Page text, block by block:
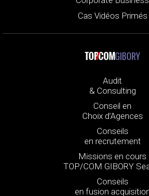
Cas Vidéos Primés
GIBORY
Audit
& Consulting
Conseil en
Choix d’Agences
Conseils
en recrutement
Missions en cours
TOP/COM GIBORY
Conseils
en fusion